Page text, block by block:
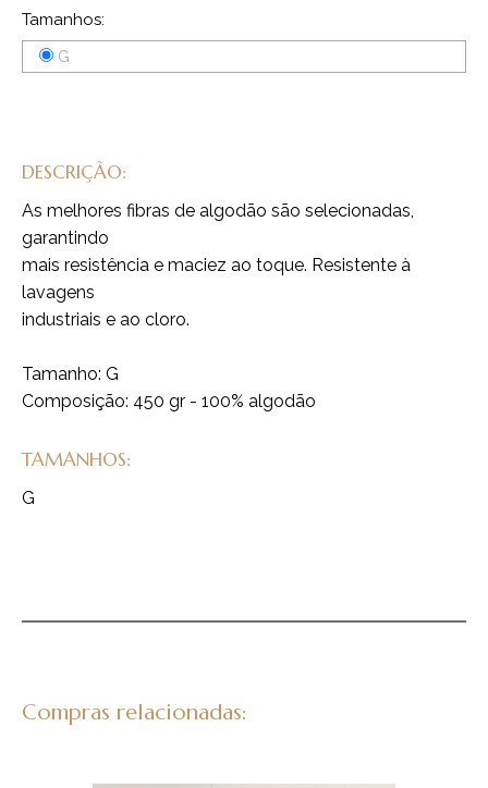
Tamanhos:
G
DESCRIÇÃO:
As melhores fibras de algodão são selecionadas,
garantindo
mais resistência e maciez ao toque. Resistente à
lavagens
industriais e ao cloro.
Tamanho: G
Composição: 450 gr - 100% algodão
TAMANHOS:
G
Compras relacionadas: